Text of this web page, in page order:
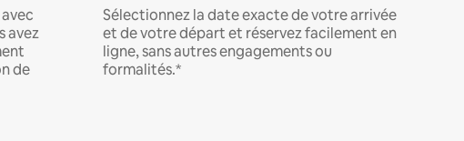
avez
de
Sélectionnez la date exacte de votre arrivée
et de votre départ et réservez facilement en
ligne, sans autres engagements ou
formalités.*